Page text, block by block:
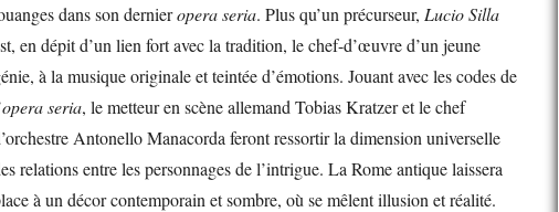
dans son dernieropera seria. Plus qu’un précurseur, Lucio Silla
en dépit d’un lien fort avec la tradition, le chef-d’œuvre d’un jeune
à la musique originale et teintée d’émotions. Jouant avec les codes de
opera seria, le metteur en scène allemand Tobias Kratzer et le chef
Antonello Manacorda feront ressortir la dimension universelle
relations entre les personnages de l’intrigue. La Rome antique laissera
à un décor contemporain et sombre, où se mêlent illusion et réalité.